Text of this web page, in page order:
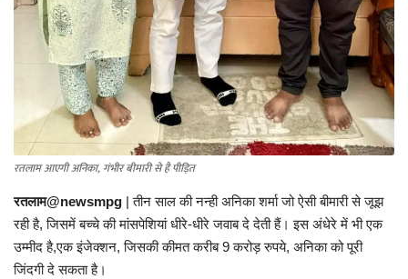
रतलाम आएगी अनिका, गंभीर बीमारी से है पीड़ित
रतलाम@newsmpg | तीन साल की नन्ही अनिका शर्मा जो ऐसी बीमारी से जूझ
रही है, जिसमें बच्चे की मांसपेशियां धीरे-धीरे जवाब दे देती हैं। इस अंधेरे में भी एक
उम्मीद है,एक इंजेक्शन, जिसकी कीमत करीब 9 करोड़ रुपये, अनिका को पूरी
जिंदगी दे सकता है।